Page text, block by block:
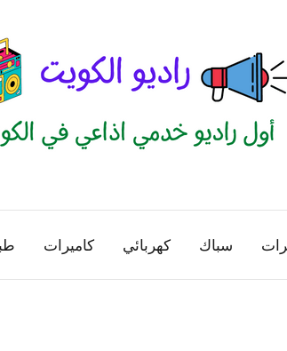
الكويت
منصة
اذاعية
سباك كهربائي كاميرات